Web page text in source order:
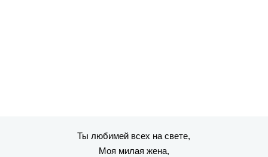
Ты любимей всех на свете,
Моя милая жена,